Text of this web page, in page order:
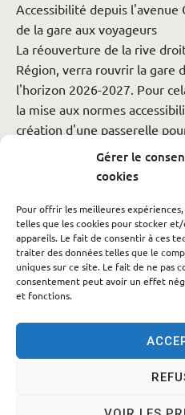
Gérer le
cookies
Pour offrir les meilleures
telles que les cookies pour stocker
appareils. Le fait de consentir à ces
traiter des données telles que le
uniques sur ce site. Le fait de ne pas
consentement peut avoir un effet
et fonctions.
Accessibilité depuis
de la gare aux voyageurs
La réouverture de la rive
Région, verra rouvrir la gare
l'horizon 2026-2027. Pour
la mise aux normes
création d'une passerelle
Le PEM de la gare de
depuis l'avenue Gabriel Péri
place de stationnement
désimperméabiliser, la
pose d'ombrières (à valider